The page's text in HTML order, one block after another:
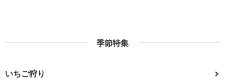
季節特集
いちご狩り